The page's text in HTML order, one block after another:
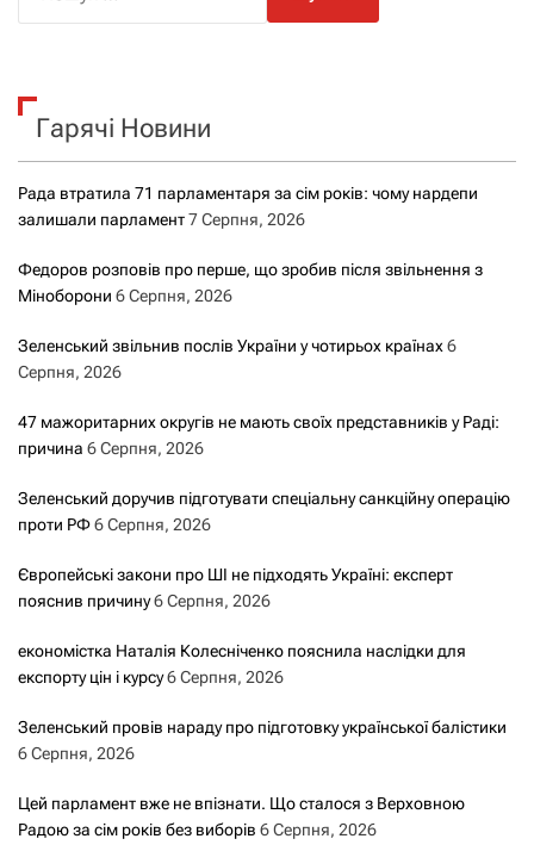
к
Гарячі Новини
Рада втратила 71 парламентаря за сім років: чому нардепи
залишали парламент7 Серпня, 2026
Федоров розповів про перше, що зробив після звільнення з
Міноборони 6 Серпня, 2026
Зеленський звільнив послів України у чотирьох країнах 6
Серпня, 2026
47 мажоритарних округів не мають своїх представників у Раді:
причина 6 Серпня, 2026
Зеленський доручив підготувати спеціальну санкційну операцію
проти РФ6 Серпня, 2026
Європейські закони про ШІ не підходять Україні: експерт
пояснив причину6 Серпня, 2026
економістка Наталія Колесніченко пояснила наслідки для
експорту цін і курсу6 Серпня, 2026
Зеленський провів нараду про підготовку української балістики
6 Серпня, 2026
Цей парламент вже не впізнати. Що сталося з Верховною
Радою за сім років без виборів 6 Серпня, 2026